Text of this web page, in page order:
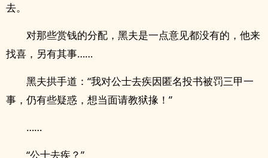
去。
对那些赏钱的分配，黑夫是一点意见都没有的，他来
找喜，另有其事……
黑夫拱手道：“我对公士去疾因匿名投书被罚三甲一
事，仍有些疑惑，想当面请教狱掾！”
……
“公士去疾？”